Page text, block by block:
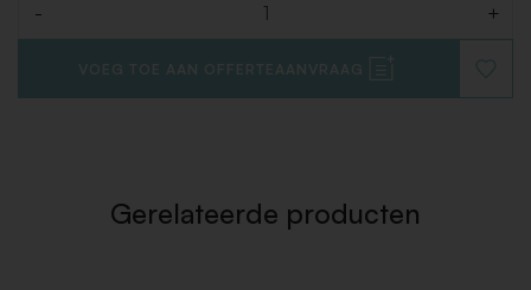
- +
VOEG TOE AAN OFFERTEAANVRAAG
TOE
Gerelateerde producten